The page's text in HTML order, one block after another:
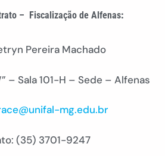
– Fiscalização de Alfenas:
Pereira Machado
– Sala 101-H – Sede – Alfenas
mg.edu.br
(35) 3701-9247